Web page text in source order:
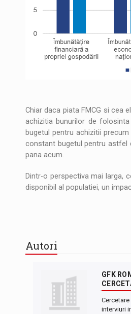
Chiar daca piata FMCG si cea
achizitia bunurilor de
bugetul pentru achizitii
constant bugetul pentru astfel
pana acum.
Dintr-o perspectiva mai larga,
disponibil al populatiei, un
Autori
GFK
interviuri